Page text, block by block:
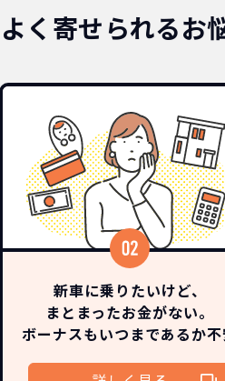
よく寄せられるお
新車に乗りたいけど、
まとまったお金がない。
ボーナスもいつまであるか